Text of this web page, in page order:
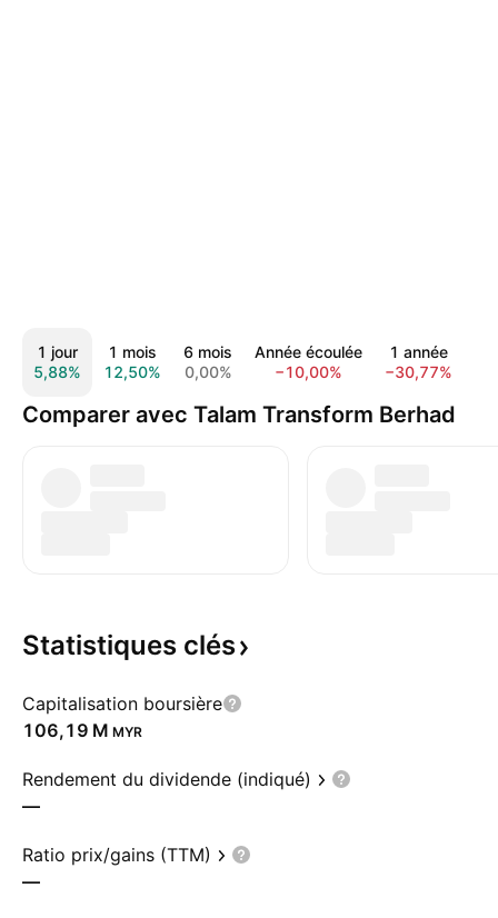
1 jour
5,88%
1 mois
12,50%
6 mois
0,00%
Année écoulée
−10,00%
1 année
−30,77%
Comparer avec Talam Transform Berhad
Statistiques clés
Capitalisation boursière
‪106,19 M‬ MYR
Rendement du dividende (indiqué)
—
Ratio prix/gains (TTM)
—